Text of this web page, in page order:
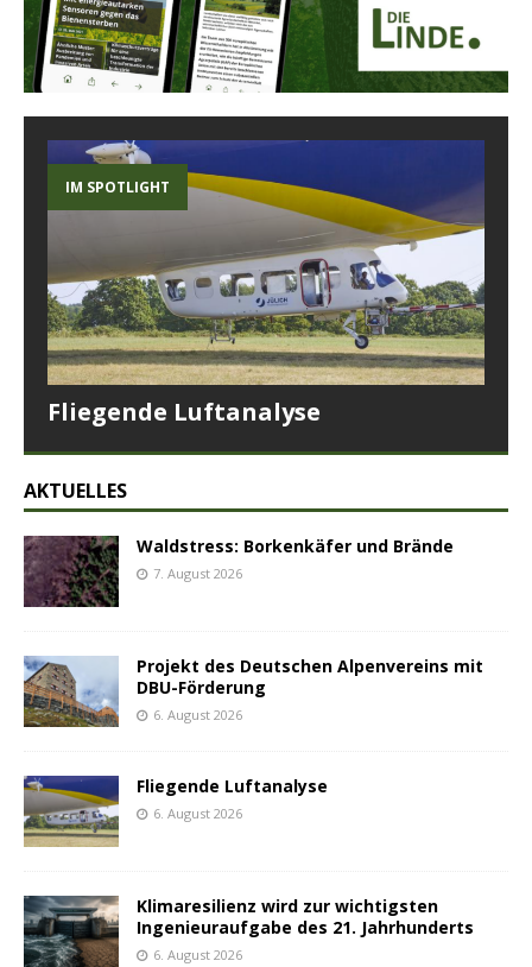
IM SPOTLIGHT
Fliegende Luftanalyse
AKTUELLES
Waldstress: Borkenkäfer und Brände
7. August 2026
Projekt des Deutschen Alpenvereins mit
DBU-Förderung
6. August 2026
Fliegende Luftanalyse
6. August 2026
Klimaresilienz wird zur wichtigsten
Ingenieuraufgabe des 21. Jahrhunderts
6. August 2026